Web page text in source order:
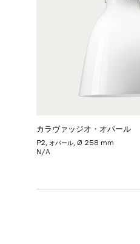
カラヴァッジオ・オパール
P2, オパール, Ø 258 mm
N/A